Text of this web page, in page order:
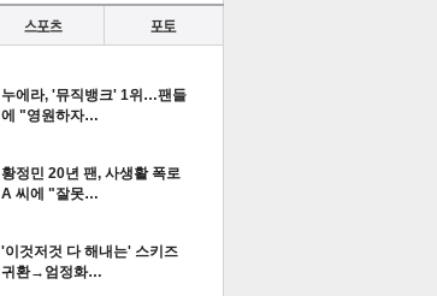
누에라, '뮤직뱅크' 1위…팬들
에 "영원하자…
황정민 20년 팬, 사생활 폭로
A 씨에 "잘못…
'이것저것 다 해내는' 스키즈
귀환→엄정화…